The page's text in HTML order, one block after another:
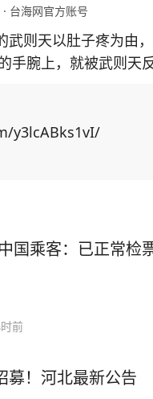
· 台海网官方账号
武则天以肚子疼为由
手腕上，就被武则天
从细节上入手，以独
南璆诊脉。把完脉后
便要退下，却忽见武
子书卷气。“爱卿且
旨吗？”武则天眉头一
身燥热难耐。沈南璆
y3lcABks1vI/
国乘客：已正常检
前
募！河北最新公告